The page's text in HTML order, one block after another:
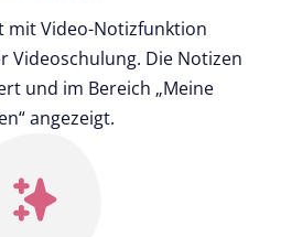
mit Video-Notizfunktion
Videoschulung. Die Notizen
und im Bereich „Meine
angezeigt.